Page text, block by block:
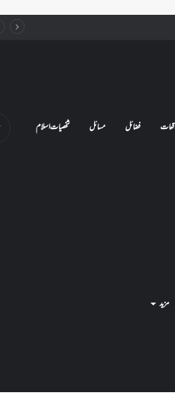
فضائل مسائل شخصیات اسلام
مزید